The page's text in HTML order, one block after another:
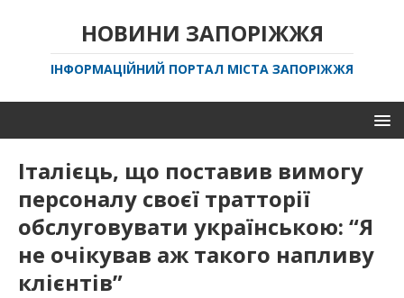
НОВИНИ ЗАПОРІЖЖЯ
ІНФОРМАЦІЙНИЙ ПОРТАЛ МІСТА ЗАПОРІЖЖЯ
Італієць, що поставив вимогу
персоналу своєї тратторії
обслуговувати українською: “Я
не очікував аж такого напливу
клієнтів”